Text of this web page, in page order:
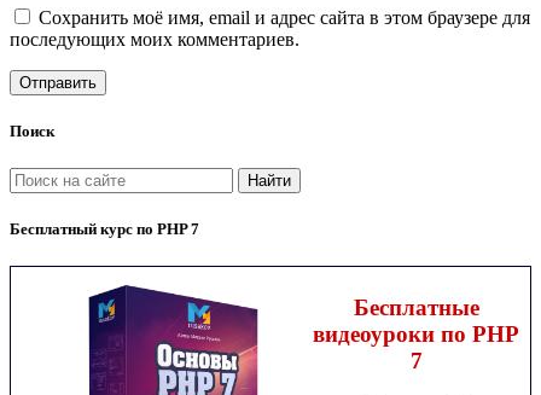
Сохранить моё имя, email и адрес сайта в этом браузере для
последующих моих комментариев.
Поиск
Найти
Бесплатный курс по PHP 7
Бесплатные
видеоуроки по PHP
7